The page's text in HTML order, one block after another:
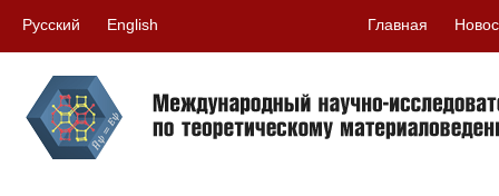
Русский English Главная